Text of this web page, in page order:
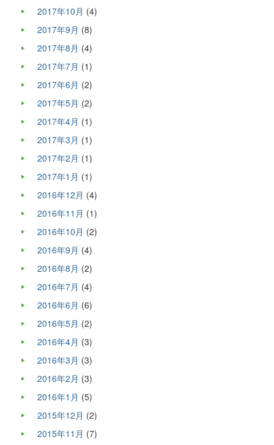
2017年10月 (4)
2017年9月 (8)
2017年8月 (4)
2017年7月 (1)
2017年6月 (2)
2017年5月 (2)
2017年4月 (1)
2017年3月 (1)
2017年2月 (1)
2017年1月 (1)
2016年12月 (4)
2016年11月 (1)
2016年10月 (2)
2016年9月 (4)
2016年8月 (2)
2016年7月 (4)
2016年6月 (6)
2016年5月 (2)
2016年4月 (3)
2016年3月 (3)
2016年2月 (3)
2016年1月 (5)
2015年12月 (2)
2015年11月 (7)